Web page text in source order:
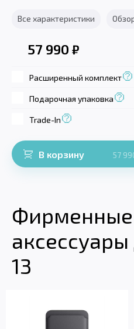
Все характеристики
57 990 ₽
Расширенный комплект
Подарочная упаковка
Trade-In
В корзину 57
Фирменные
13